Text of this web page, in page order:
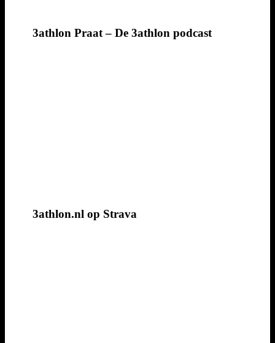
3athlon Praat – De 3athlon podcast
3athlon.nl op Strava